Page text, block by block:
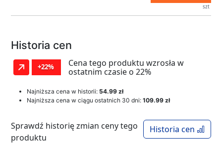
szt
Historia cen
+22%
Cena tego produktu wzrosła w
ostatnim czasie o 22%
Najniższa cena w historii: 54.99 zł
Najniższa cena w ciągu ostatnich 30 dni: 109.99 zł
Historia cen
Sprawdź historię zmian ceny tego
produktu